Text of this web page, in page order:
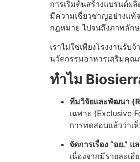
การเริ่มต้นสร้างแบรนด์ผ
มีความเชี่ยวชาญอย่างแท้
กฎหมาย ไปจนถึงภาพลัก
เราไม่ใช่เพียงโรงงานรั
นวัตกรรมอาหารเสริมคุณ
ทำไม
ทีมวิจัยและพัฒนา
เฉพาะ (Exclusive
การทดสอบแล้วว่าเ
จัดการเรื่อง “อย.”
เนื่องจากมีรายละเ